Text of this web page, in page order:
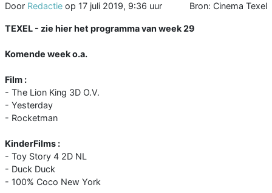
Door Redactie op 17 juli 2019, 9:36 uur Bron: Cinema Texel
TEXEL - zie hier het programma van week 29
Komende week o.a.
Film :
- The Lion King 3D O.V.
- Yesterday
- Rocketman
KinderFilms :
- Toy Story 4 2D NL
- Duck Duck
- 100% Coco New York